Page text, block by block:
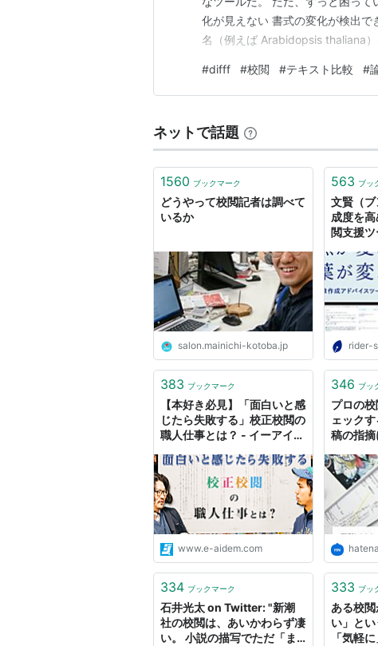
化が見えない 書式の変化が検出
名（例えば Arabidopsis thaliana）
返ってきた修正原稿で「斜体が抜
テキス…
#difff #校閲 #テキスト比較 #
ネットで話題
1560 ブックマーク
どうやって校閲記者は調べて
いるか
salon.mainichi-kotoba.jp
563 ブッ
文賢（
成度を
閲支援ツ
rider-
383 ブックマーク
【本好き必見】「面白いと感
じたら失敗する」校正校閲の
職人仕事とは？ - イーアイデ
www.e-aidem.com
346 ブッ
プロの
ェック
稿の指摘
334 ブックマーク
石井光太 on Twitter: "新潮
社の校閲は、あいかわらず凄
い。 小説の描写でただ「ま
333 ブッ
ある校
い」と
「気軽